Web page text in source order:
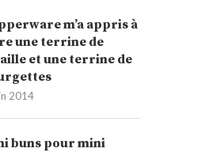
m’a appris à
une terrine de
et une terrine de
2014
buns pour mini